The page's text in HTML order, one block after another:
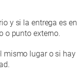
y si la entrega es en
o punto externo.
mismo lugar o si hay